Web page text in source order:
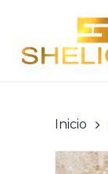
main
content
Inicio